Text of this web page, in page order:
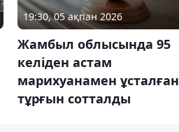
19:30, 05 ақпан 2026
Жамбыл облысында 95
келіден астам
марихуанамен ұсталған
тұрғын сотталды